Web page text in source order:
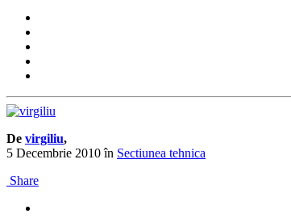
De virgiliu,
5 Decembrie 2010în Sectiunea tehnica
Share